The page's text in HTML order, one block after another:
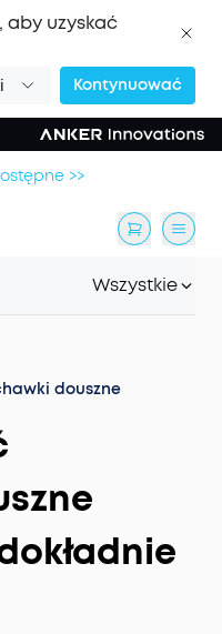
aby uzyskać
Kontynuować
>>
Wszystkie
douszne